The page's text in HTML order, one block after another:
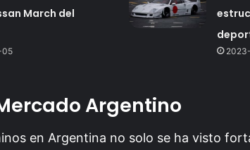
March del
05
Argentino
en Argentina no solo se ha visto